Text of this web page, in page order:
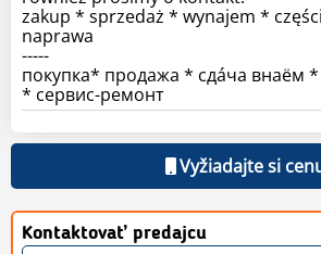
zakup * sprzedaż * wynajem *
naprawa
-----
покупка* продажа * сдáча внаём
* сервис-ремонт
Vyžiadajte si
Kontaktovať predajcu